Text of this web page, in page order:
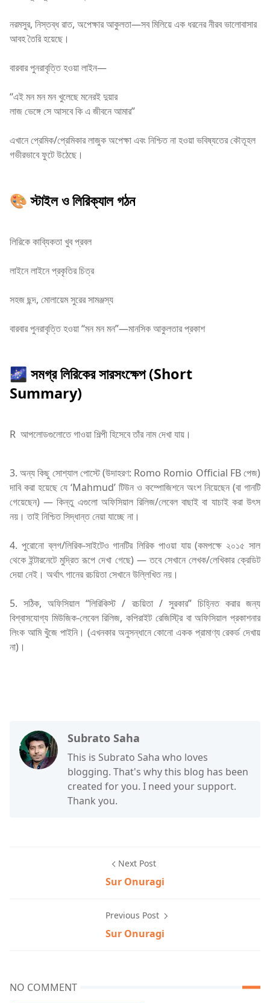
নরমসুর, নিস্তব্ধ রাত, অপেক্ষার আকুলতা—সব মিলিয়ে এক ধরনের নীরব ভালোবাসার
আবহ তৈরি হয়েছে।
বারবার পুনরাবৃত্তি হওয়া লাইন—
“এই মন মন মন খুলেছে মনেরই দুয়ার
লাজ ভেঙ্গে সে আসবে কি এ জীবনে আমার”
এখানে প্রেমিক/প্রেমিকার লাজুক অপেক্ষা এবং নিশ্চিত না হওয়া ভবিষ্যতের কৌতূহল
গভীরভাবে ফুটে উঠেছে।
🎨 স্টাইল ও লিরিক্যাল গঠন
লিরিকে কাব্যিকতা খুব প্রবল
লাইনে লাইনে প্রকৃতির চিত্র
সহজ ছন্দ, মোলায়েম সুরের সামঞ্জস্য
বারবার পুনরাবৃত্তি হওয়া “মন মন মন”—মানসিক আকুলতার প্রকাশ
🌌 সমগ্র লিরিকের সারসংক্ষেপ (Short
Summary)
R আপলোডগুলোতে গাওয়া শিল্পী হিসেবে তাঁর নাম দেখা যায়।
3. অন্য কিছু সোশ্যাল পোস্টে (উদাহরণ: Romo Romio Official FB পেজ)
দাবি করা হয়েছে যে ‘Mahmud’ টিউন ও কম্পোজিশনে অংশ নিয়েছেন (বা গানটি
গেয়েছেন) — কিন্তু এগুলো অফিসিয়াল রিলিজ/লেবেল বাছাই বা যাচাই করা উৎস
নয়। তাই নিশ্চিত সিদ্ধান্ত নেয়া যাচ্ছে না।
4. পুরোনো ব্লগ/লিরিক-সাইটেও গানটির লিরিক পাওয়া যায় (কমপক্ষে ২০১৫ সাল
থেকে ইন্টারনেটে মুদ্রিত রূপে দেখা গেছে) — তবে সেখানে লেখক/লেখিকার ক্রেডিট
দেয়া নেই। অর্থাৎ গানের রচয়িতা সেখানে উল্লিখিত নয়।
5. সঠিক, অফিসিয়াল “লিরিকিস্ট / রচয়িতা / সুরকার” চিহ্নিত করার জন্য
বিশ্বাসযোগ্য মিউজিক-লেবেল রিলিজ, কপিরাইট রেজিস্ট্রি বা অফিসিয়াল প্রকাশনার
লিংক আমি খুঁজে পাইনি। (এখনকার অনুসন্ধানে কোনো একক প্রামাণ্য রেকর্ড দেখায়
না)।
Subrato Saha
This is Subrato Saha who loves
blogging. That's why this blog has been
created for you. I need your support.
Thank you.
Next Post
Sur Onuragi
Previous Post
Sur Onuragi
NO COMMENT